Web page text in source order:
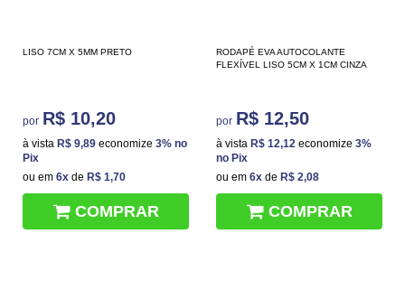
LISO 7CM X 5MM PRETO
por R$ 10,20
à vista R$ 9,89 economize 3% no
Pix
ou em 6x de R$ 1,70
COMPRAR
RODAPÉ EVA AUTOCOLANTE
FLEXÍVEL LISO 5CM X 1CM CINZA
por R$ 12,50
à vista R$ 12,12 economize 3%
no Pix
ou em 6x de R$ 2,08
COMPRAR